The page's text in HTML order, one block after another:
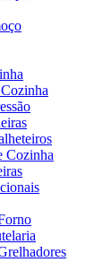
Cozinha